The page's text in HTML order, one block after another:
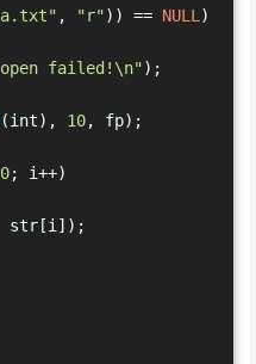
, "r")) == NULL )
failed!\n");
(int), 10, fp);
; i++)
str[i]);